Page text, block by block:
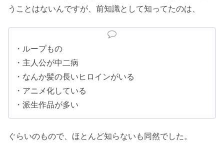
うことはないんですが、前知識として知ってたのは、
・ループもの
・主人公が中二病
・なんか髪の長いヒロインがいる
・アニメ化している
・派生作品が多い
ぐらいのもので、ほとんど知らないも同然でした。